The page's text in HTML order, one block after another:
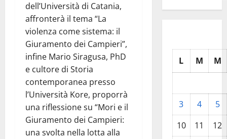
dell’Università di Catania,
affronterà il tema “La
violenza come sistema: il
Giuramento dei Campieri”,
infine Mario Siragusa, PhD
e cultore di Storia
contemporanea presso
l’Università Kore, proporrà
una riflessione su “Mori e il
Giuramento dei Campieri:
una svolta nella lotta alla
L M M
3 4
5
10
11
12